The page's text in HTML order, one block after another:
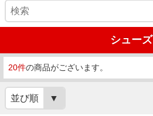
シューズ
20件の商品がございます。
並び順